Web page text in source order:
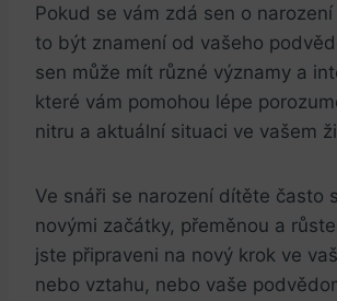
Pokud ⁣se vám zdá sen o
‍to⁤ být znamení od vašeho‌
sen ⁢může mít různé významy ‌a
které vám pomohou lépe
nitru a aktuální situaci⁣ ve​ vašem
Ve snáři ‌se⁤ narození dítěte často
novými⁤ začátky, ‍přeměnou‍ a
jste připraveni ‍na nový krok ve
nebo vztahu, nebo vaše